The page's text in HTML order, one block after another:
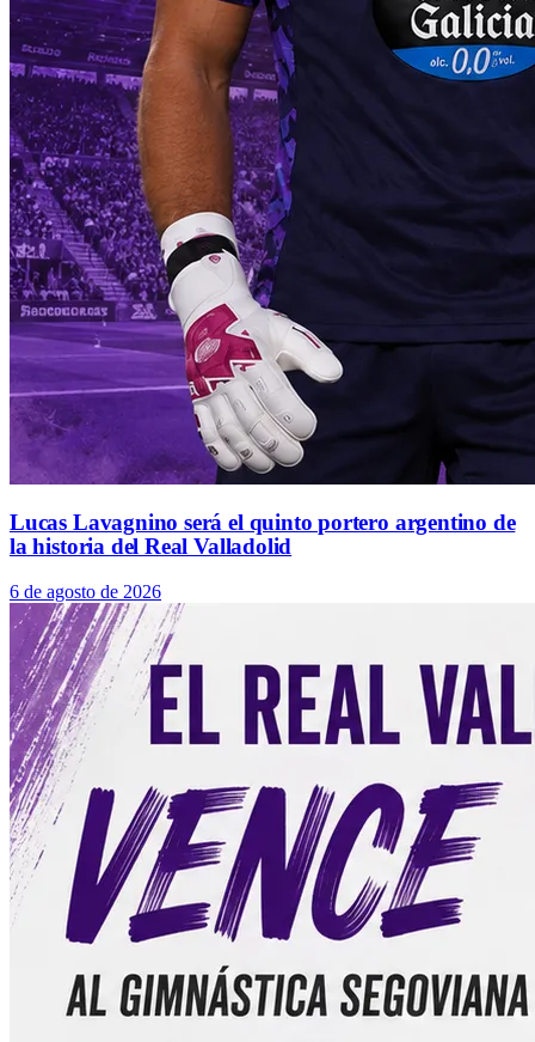
Lucas Lavagnino será el quinto portero argentino de
la historia del Real Valladolid
6 de agosto de 2026